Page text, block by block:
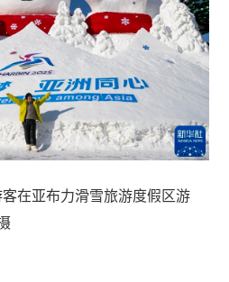
在亚布力滑雪旅游度假区游